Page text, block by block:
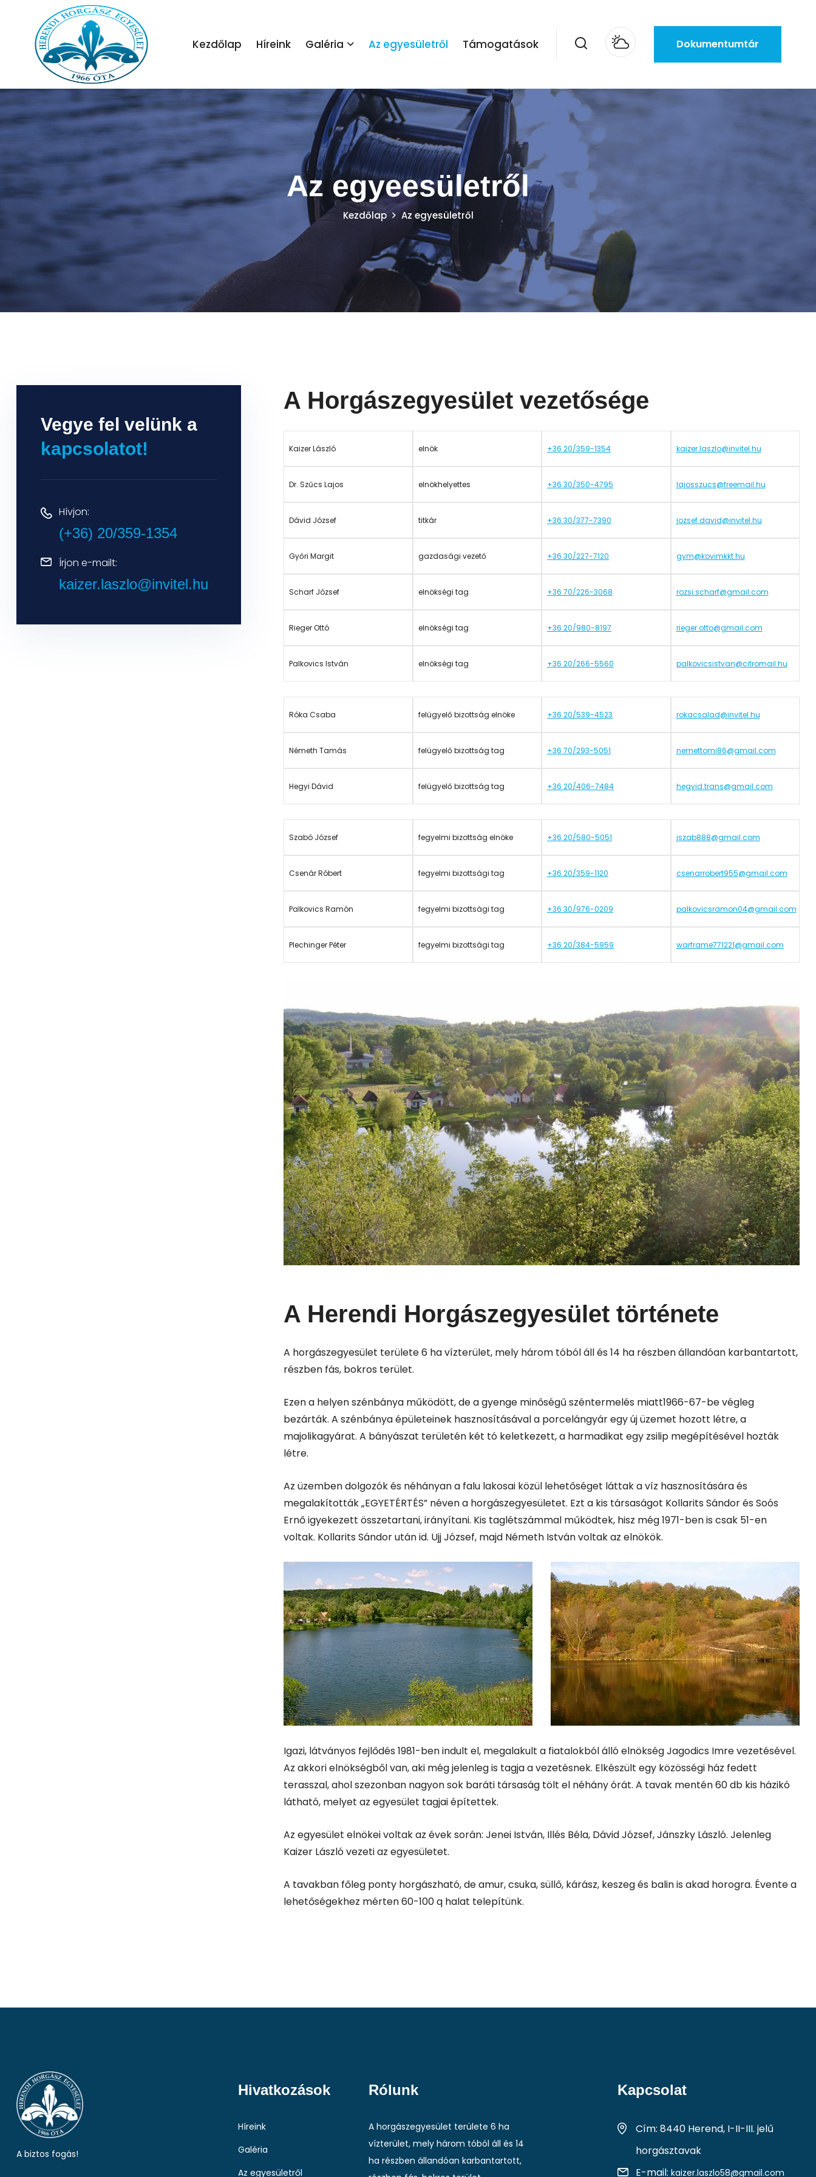
Kezdőlap Híreink Galéria Az egyesületről Támogatások Dokumentumtár
Az egyeesületről
Kezdőlap Az egyesületről
Vegye fel velünk a
kapcsolatot!
Hívjon:
(+36) 20/359-1354
Írjon e-mailt:
kaizer.laszlo@invitel.hu
A Horgászegyesület vezetősége
Kaizer László elnök +36 20/359-1354 kaizer.laszlo@invitel.hu
Dr. Szűcs Lajos elnökhelyettes +36 30/350-4795 lajosszucs@freemail.hu
Dávid József titkár +36 30/377-7390 jozsef.david@invitel.hu
Győri Margit gazdasági vezető +36 30/227-7120 gym@kovimkkt.hu
Scharf József elnökségi tag +36 70/226-3068 rozsi.scharf@gmail.com
Rieger Ottó elnökségi tag +36 20/980-8197 rieger.otto@gmail.com
Palkovics István elnökségi tag +36 20/266-5560 palkovicsistvan@citromail.hu
Róka Csaba felügyelő bizottság elnöke +36 20/539-4523 rokacsalad@invitel.hu
Németh Tamás felügyelő bizottság tag +36 70/293-5051 nemettomi86@gmail.com
Hegyi Dávid felügyelő bizottság tag +36 20/406-7484 hegyid.trans@gmail.com
Szabó József fegyelmi bizottság elnöke +36 20/580-5051 jszab888@gmail.com
Csenár Róbert fegyelmi bizottsági tag +36 20/359-1120 csenarrobert955@gmail.com
Palkovics Ramón fegyelmi bizottsági tag +36 30/976-0209 palkovicsramon04@gmail.com
Plechinger Péter fegyelmi bizottsági tag +36 20/384-5959 warframe771221@gmail.com
A Herendi Horgászegyesület története
A horgászegyesület területe 6 ha vízterület, mely három tóból áll és 14 ha részben állandóan karbantartott,
részben fás, bokros terület.
Ezen a helyen szénbánya működött, de a gyenge minőségű széntermelés miatt1966-67-be végleg
bezárták. A szénbánya épületeinek hasznosításával a porcelángyár egy új üzemet hozott létre, a
majolikagyárat. A bányászat területén két tó keletkezett, a harmadikat egy zsilip megépítésével hozták
létre.
Az üzemben dolgozók és néhányan a falu lakosai közül lehetőséget láttak a víz hasznosítására és
megalakították „EGYETÉRTÉS” néven a horgászegyesületet. Ezt a kis társaságot Kollarits Sándor és Soós
Ernő igyekezett összetartani, irányítani. Kis taglétszámmal működtek, hisz még 1971-ben is csak 51-en
voltak. Kollarits Sándor után id. Ujj József, majd Németh István voltak az elnökök.
Igazi, látványos fejlődés 1981-ben indult el, megalakult a fiatalokból álló elnökség Jagodics Imre vezetésével.
Az akkori elnökségből van, aki még jelenleg is tagja a vezetésnek. Elkészült egy közösségi ház fedett
terasszal, ahol szezonban nagyon sok baráti társaság tölt el néhány órát. A tavak mentén 60 db kis házikó
látható, melyet az egyesület tagjai építettek.
Az egyesület elnökei voltak az évek során: Jenei István, Illés Béla, Dávid József, Jánszky László. Jelenleg
Kaizer László vezeti az egyesületet.
A tavakban főleg ponty horgászható, de amur, csuka, süllő, kárász, keszeg és balin is akad horogra. Évente a
lehetőségekhez mérten 60-100 q halat telepítünk.
A biztos fogás!
Hivatkozások
Híreink
Galéria
Az egyesületről
Rólunk
A horgászegyesület területe 6 ha
vízterület, mely három tóból áll és 14
ha részben állandóan karbantartott,
Kapcsolat
Cím: 8440 Herend, I-II-III. jelű
horgásztavak
E-mail: kaizer.laszlo58@gmail.com